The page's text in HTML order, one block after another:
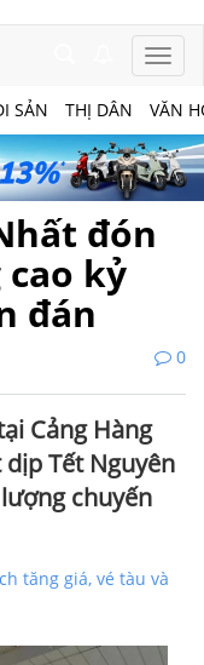
SẢN THỊ DÂN VĂN
đón
kỷ
đán
0
Cảng Hàng
Tết Nguyên
chuyến
tăng giá, vé tàu và